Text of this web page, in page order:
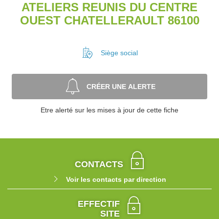
ATELIERS REUNIS DU CENTRE
OUEST CHATELLERAULT 86100
Siège social
CRÉER UNE ALERTE
Etre alerté sur les mises à jour de cette fiche
CONTACTS
Voir les contacts par direction
EFFECTIF
SITE